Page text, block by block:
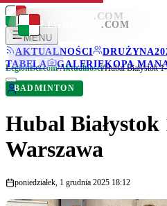
LEGIONISCI .COM
MENU
AKTUALNOŚCI
DRUŻYNA
TABELA
GALERIEKOPA
LEGIONISCI .COM
Legionisci.com/Aktualności/Hubal Białystok
BADMINTON
Hubal Białystok
Warszawa
poniedziałek, 1 grudnia 2025 18:12